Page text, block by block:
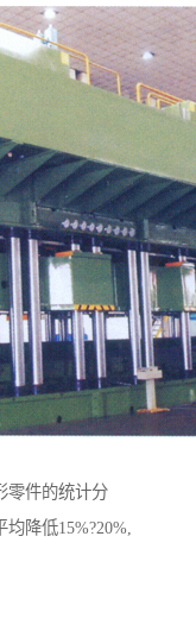
零件的统计分
降低15%?20%,